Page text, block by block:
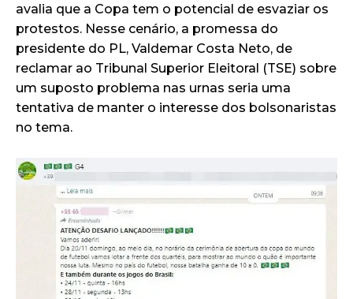
avalia que a Copa tem o potencial de esvaziar os
protestos. Nesse cenário, a promessa do
presidente do PL, Valdemar Costa Neto, de
reclamar ao Tribunal Superior Eleitoral (TSE) sobre
um suposto problema nas urnas seria uma
tentativa de manter o interesse dos bolsonaristas
no tema.